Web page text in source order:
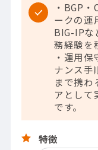
・BGP
ークの
BIG-IPな
務経験を
・運用
ナンス手
まで携わ
アとして
です。
特徴